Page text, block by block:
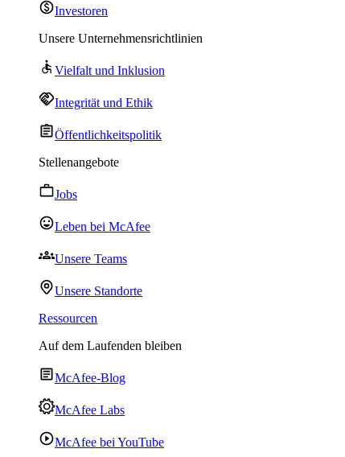
Investoren
Unsere Unternehmensrichtlinien
Vielfalt und Inklusion
Integrität und Ethik
Öffentlichkeitspolitik
Stellenangebote
Jobs
Leben bei McAfee
Unsere Teams
Unsere Standorte
Ressourcen
Auf dem Laufenden bleiben
McAfee-Blog
McAfee Labs
McAfee bei YouTube